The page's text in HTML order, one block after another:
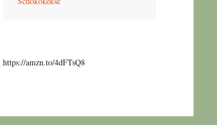
https://amzn.to/4dFTsQ8